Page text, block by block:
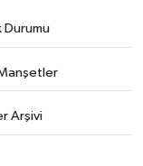
Durumu
Arşivi